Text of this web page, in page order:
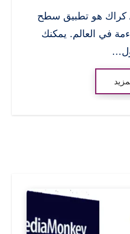
تحميل برنامج AnyDesk كراك هو تطبيق سطح
في العالم. يمكنك